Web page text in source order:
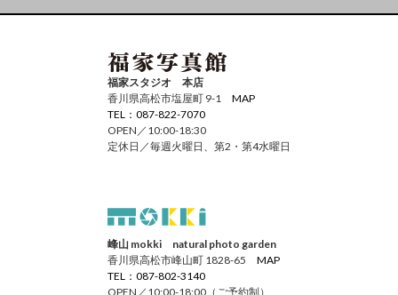
福家スタジオ 本店
香川県高松市塩屋町 9-1 MAP
TEL：087-822-7070
OPEN／10:00-18:30
定休日／毎週火曜日、第2・第4水曜日
峰山 mokki natural photo garden
香川県高松市峰山町 1828-65 MAP
TEL：087-802-3140
OPEN／10:00-18:00（ご予約制）